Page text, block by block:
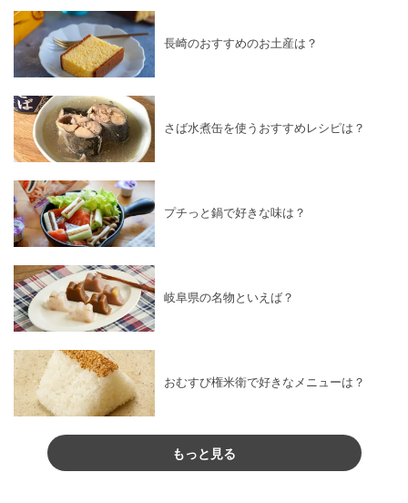
長崎のおすすめのお土産は？
さば水煮缶を使うおすすめレシピは？
プチっと鍋で好きな味は？
岐阜県の名物といえば？
おむすび権米衛で好きなメニューは？
もっと見る